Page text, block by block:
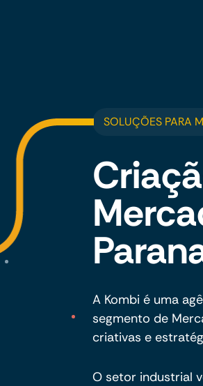
SOLUÇÕES PARA
A Kombi é uma
segmento de
criativas e
O setor industrial